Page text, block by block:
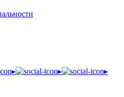
▸ ▸ ▸